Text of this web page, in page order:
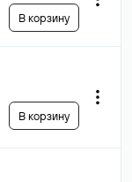
В корзину
В корзину